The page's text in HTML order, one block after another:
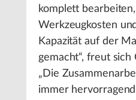
komplett
Werkzeugkosten
Kapazität auf der
gemacht“, freut sich
„Die
immer